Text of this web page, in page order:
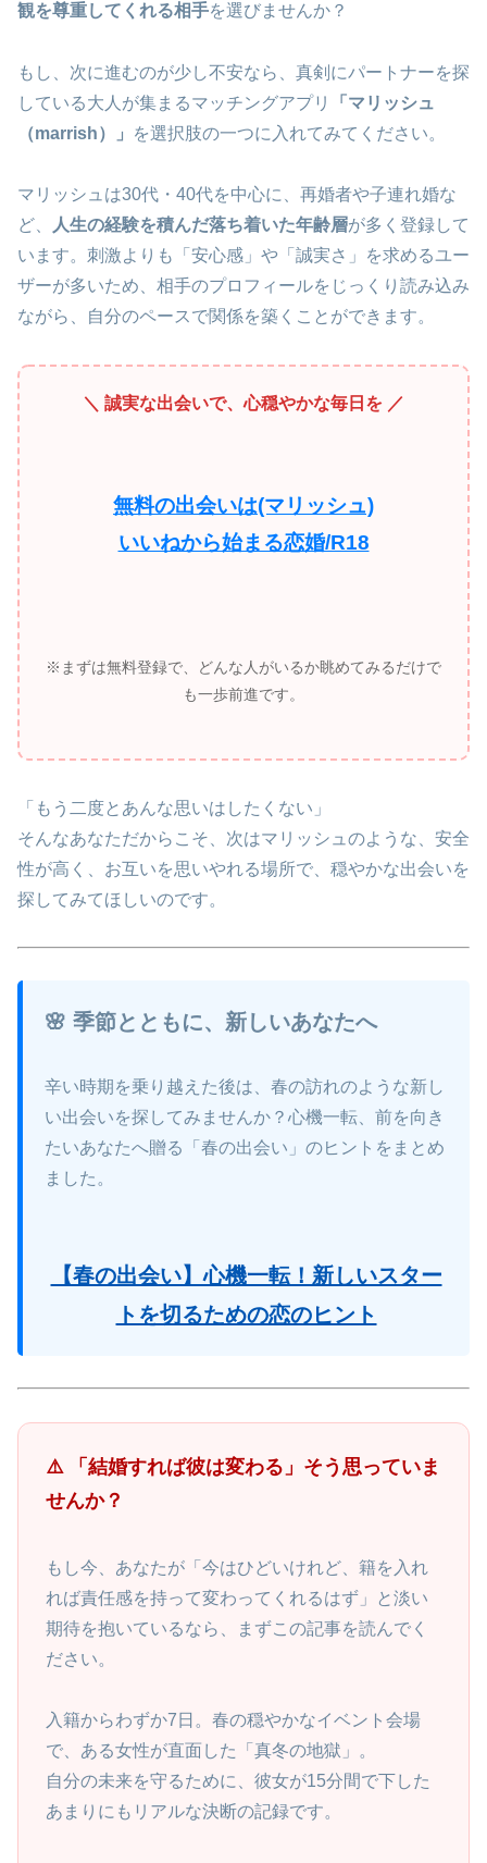
観を尊重してくれる相手を選びませんか？
もし、次に進むのが少し不安なら、真剣にパートナーを探
している大人が集まるマッチングアプリ
「マリッシュ
（marrish）」
を選択肢の一つに入れてみてください。
マリッシュは30代・40代を中心に、再婚者や子連れ婚な
ど、
人生の経験を積んだ落ち着いた年齢層が多く登録して
います。刺激よりも「安心感」や「誠実さ」を求めるユー
ザーが多いため、相手のプロフィールをじっくり読み込み
ながら、自分のペースで関係を築くことができます。
＼ 誠実な出会いで、心穏やかな毎日を ／
無料の出会いは(マリッシュ)
いいねから始まる恋婚/R18
※まずは無料登録で、どんな人がいるか眺めてみるだけで
も一歩前進です。
「もう二度とあんな思いはしたくない」
そんなあなただからこそ、次はマリッシュのような、安全
性が高く、お互いを思いやれる場所で、穏やかな出会いを
探してみてほしいのです。
🌸 季節とともに、新しいあなたへ
辛い時期を乗り越えた後は、春の訪れのような新し
い出会いを探してみませんか？心機一転、前を向き
たいあなたへ贈る「春の出会い」のヒントをまとめ
ました。
【春の出会い】心機一転！新しいスター
トを切るための恋のヒント
⚠️ 「結婚すれば彼は変わる」そう思っていま
せんか？
もし今、あなたが「今はひどいけれど、籍を入れ
れば責任感を持って変わってくれるはず」と淡い
期待を抱いているなら、まずこの記事を読んでく
ださい。
入籍からわずか7日。春の穏やかなイベント会場
で、ある女性が直面した「真冬の地獄」。
自分の未来を守るために、彼女が15分間で下した
あまりにもリアルな決断の記録です。